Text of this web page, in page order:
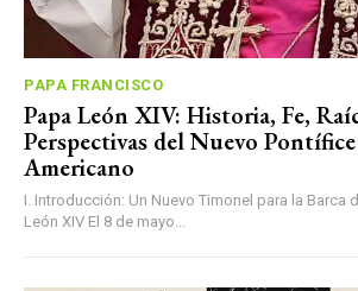
PAPA FRANCISCO
Papa León XIV: Historia, Fe,
Perspectivas del Nuevo
Americano
I. Introducción: Un Nuevo Timonel para la Barca
León XIV El 8 de mayo...